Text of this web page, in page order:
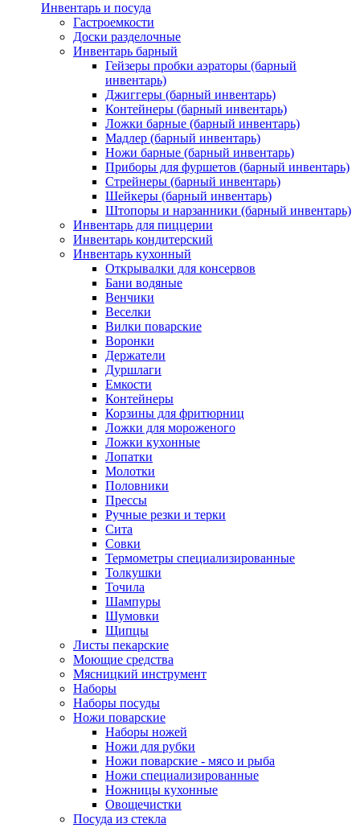
Инвентарь и посуда
Гастроемкости
Доски разделочные
Инвентарь барный
Гейзеры пробки аэраторы (барный
инвентарь)
Джиггеры (барный инвентарь)
Контейнеры (барный инвентарь)
Ложки барные (барный инвентарь)
Мадлер (барный инвентарь)
Ножи барные (барный инвентарь)
Приборы для фуршетов (барный инвентарь)
Стрейнеры (барный инвентарь)
Шейкеры (барный инвентарь)
Штопоры и нарзанники (барный инвентарь)
Инвентарь для пиццерии
Инвентарь кондитерский
Инвентарь кухонный
Открывалки для консервов
Бани водяные
Венчики
Веселки
Вилки поварские
Воронки
Держатели
Дуршлаги
Емкости
Контейнеры
Корзины для фритюрниц
Ложки для мороженого
Ложки кухонные
Лопатки
Молотки
Половники
Прессы
Ручные резки и терки
Сита
Совки
Термометры специализированные
Толкушки
Точила
Шампуры
Шумовки
Щипцы
Листы пекарские
Моющие средства
Мясницкий инструмент
Наборы
Наборы посуды
Ножи поварские
Наборы ножей
Ножи для рубки
Ножи поварские - мясо и рыба
Ножи специализированные
Ножницы кухонные
Овощечистки
Посуда из стекла